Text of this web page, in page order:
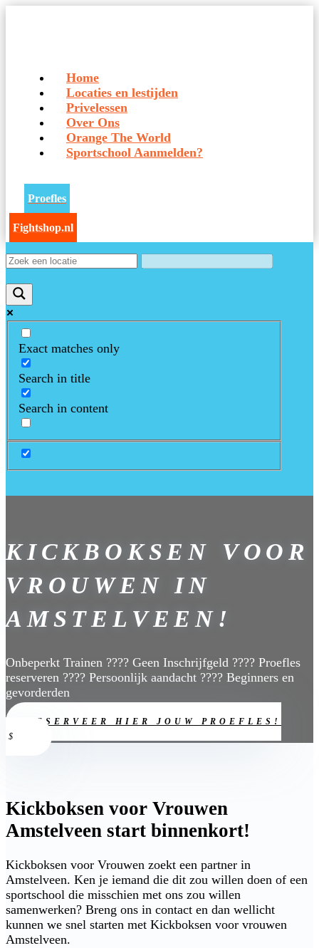
Home
Locaties en lestijden
Privelessen
Over Ons
Orange The World
Sportschool Aanmelden?
Proefles
Fightshop.nl
Exact matches only
Search in title
Search in content
KICKBOKSEN VOOR
VROUWEN IN
AMSTELVEEN!
Onbeperkt Trainen ???? Geen Inschrijfgeld ???? Proefles
reserveren ???? Persoonlijk aandacht ???? Beginners en
gevorderden
RESERVEER HIER JOUW PROEFLES!
Kickboksen voor Vrouwen
Amstelveen start binnenkort!
Kickboksen voor Vrouwen zoekt een partner in
Amstelveen. Ken je iemand die dit zou willen doen of een
sportschool die misschien met ons zou willen
samenwerken? Breng ons in contact en dan wellicht
kunnen we snel starten met Kickboksen voor vrouwen
Amstelveen.